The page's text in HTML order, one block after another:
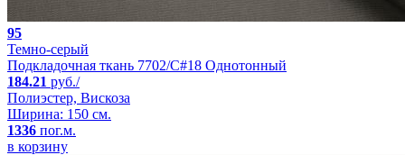
95
Темно-серый
Подкладочная ткань 7702/C#18 Однотонный
184.21 руб./
Полиэстер, Вискоза
Ширина: 150 см.
1336 пог.м.
в корзину